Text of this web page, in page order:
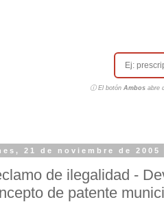
ⓘ El botón Ambosabre
21 de noviembre de 2005
de ilegalidad -
de patente